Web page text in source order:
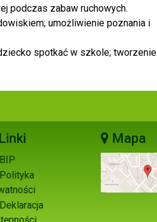
podczas zabaw ruchowych.
umożliwienie poznania i
spotkać w szkole; tworzenie
Linki
BIP
Polityka
Deklaracja
Mapa